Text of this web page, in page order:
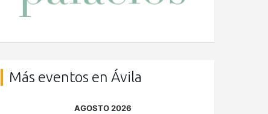
Más eventos en Ávila
AGOSTO 2026